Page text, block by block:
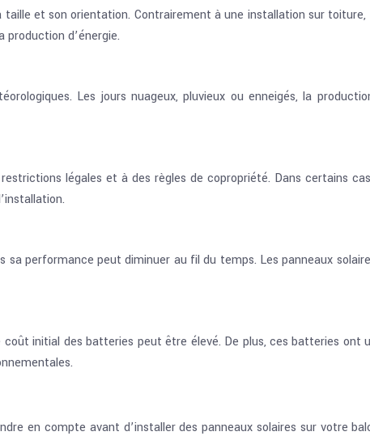
et son orientation. Contrairement à une installation sur
production d’énergie.
Les jours nuageux, pluvieux ou enneigés, la
légales et à des règles de copropriété. Dans certains
sa performance peut diminuer au fil du temps. Les panneaux
initial des batteries peut être élevé. De plus, ces batteries
en compte avant d’installer des panneaux solaires sur votre